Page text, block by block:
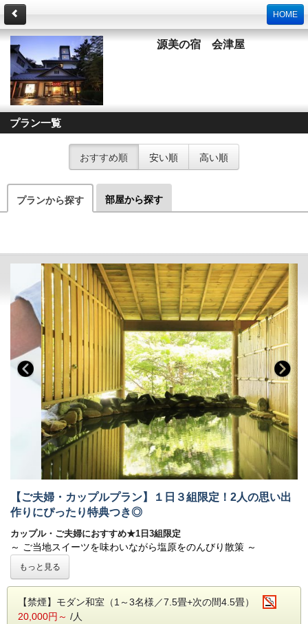
HOME
源美の宿 会津屋
プラン一覧
おすすめ順 安い順 高い順
プランから探す 部屋から探す
【ご夫婦・カップルプラン】１日３組限定！2人の思い出
作りにぴったり特典つき◎
カップル・ご夫婦におすすめ★1日3組限定
～ ご当地スイーツを味わいながら塩原をのんびり散策 ～
会津屋から徒歩5分の【藤屋】で人気の
焼き」または「いちごのジェラート」を食べながら、塩原の町を
探索してみてはいかがでしょうか？
夜はゆっくり、当館で大人気の貸切露天風呂をお楽しみいただ
もっと見る
【禁煙】モダン和室（1～3名様／7.5畳+次の間4.5畳）
20,000円～ /人